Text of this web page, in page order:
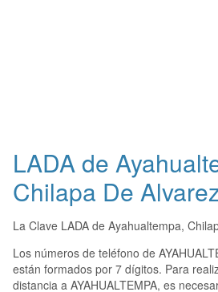
LADA de
Chilapa De
La Clave LADA de Ayahualtempa,
Los números de teléfono de
están formados por 7 dígitos. Para
distancia a AYAHUALTEMPA, es